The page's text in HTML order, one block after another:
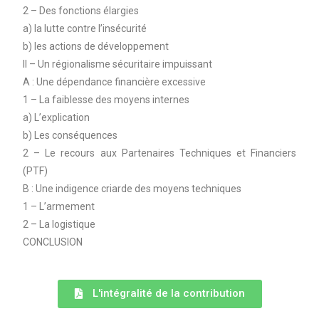
2 – Des fonctions élargies
a) la lutte contre l’insécurité
b) les actions de développement
II – Un régionalisme sécuritaire impuissant
A : Une dépendance financière excessive
1 – La faiblesse des moyens internes
a) L’explication
b) Les conséquences
2 – Le recours aux Partenaires Techniques et Financiers
(PTF)
B : Une indigence criarde des moyens techniques
1 – L’armement
2 – La logistique
CONCLUSION
L'intégralité de la contribution